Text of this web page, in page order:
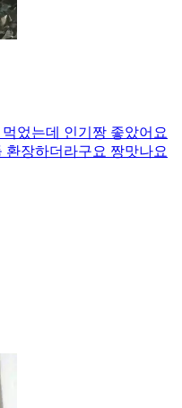
었는데 인기짱 좋았어요
환장하더라구요 짱맛나요